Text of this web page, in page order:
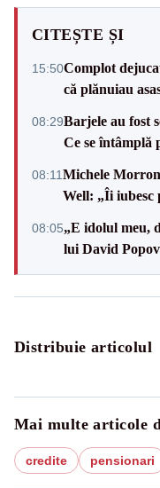
CITEȘTE ȘI
15:50Complot
că plănuiau
08:29Barjele au fost
Ce se întâmplă
08:11Michele
Well: „Îi iubesc
08:05„E idolul meu,
lui David
Distribuie articolul
Mai multe articole
credite pensionari